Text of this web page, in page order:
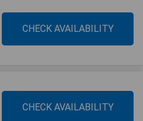
CHECK AVAILABILITY
CHECK AVAILABILITY